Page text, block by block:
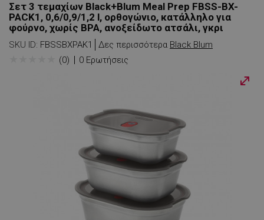
Σετ 3 τεμαχίων Black+Blum Meal Prep FBSS-BX-
PACK1, 0,6/0,9/1,2 l, ορθογώνιο, κατάλληλο για
φούρνο, χωρίς BPA, ανοξείδωτο ατσάλι, γκρι
SKU ID: FBSSBXPAK1 Δες περισσότερα Black Blum
(0) 0 Ερωτήσεις